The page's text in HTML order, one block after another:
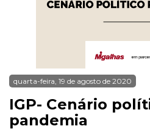
quarta-feira, 19 de agosto de 2020
IGP- Cenário
pandemia